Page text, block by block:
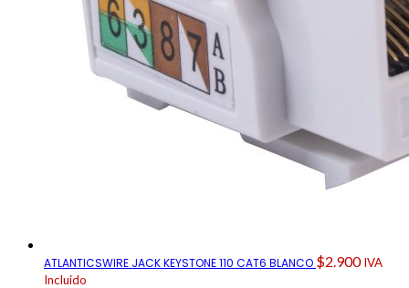
ATLANTICSWIRE JACK KEYSTONE 110 CAT6 BLANCO $2.900 IVA
Incluido